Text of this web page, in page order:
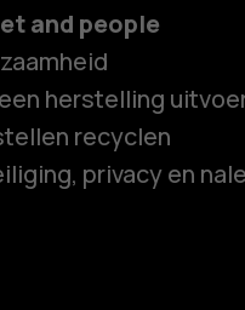
and people
herstelling
recyclen
privacy en